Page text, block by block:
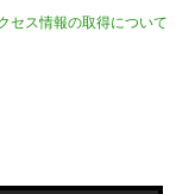
セス情報の取得について